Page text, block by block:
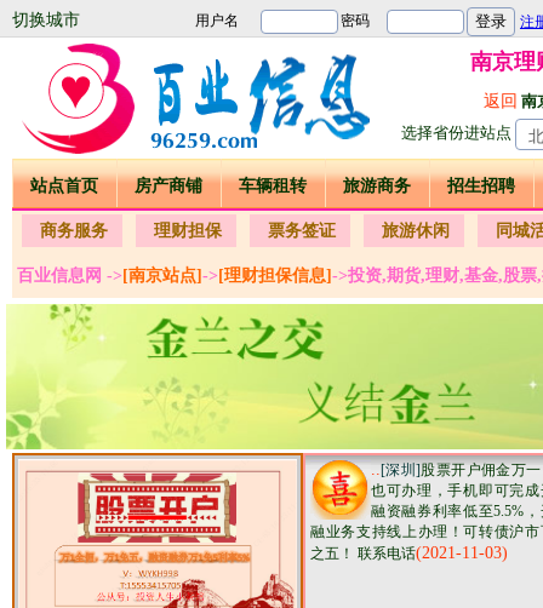
切换城市
南京理
返回 南
选择省份进站点
站点首页 房产商铺 车辆租转 旅游商务 招生招聘
商务服务 理财担保 票务签证 旅游休闲 同城
百业信息网 -> [南京站点] -> [理财担保信息] ->投资,期货,理财,基金,股票
..[深圳]股票开户佣金万
也可办理，手机即可完成
融资融券利率低至5.5%
融业务支持线上办理！可转债沪市
之五！ 联系电话(2021-11-03)